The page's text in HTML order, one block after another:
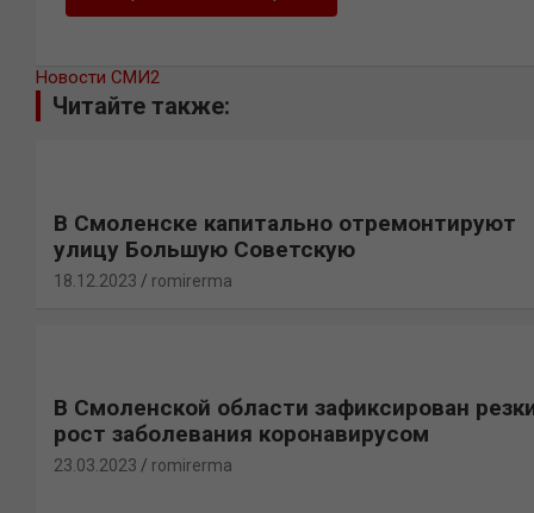
Новости СМИ2
Читайте также:
В Смоленске капитально отремонтируют
улицу Большую Советскую
18.12.2023 romirerma
В Смоленской области зафиксирован
рост заболевания коронавирусом
23.03.2023 romirerma